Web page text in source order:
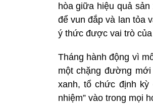
hòa giữa hiệu quả
để vun đắp và lan tỏa
ý thức được vai trò
Tháng hành động vì
một chặng đường
xanh, tổ chức định kỳ
nhiệm” vào trong mọi